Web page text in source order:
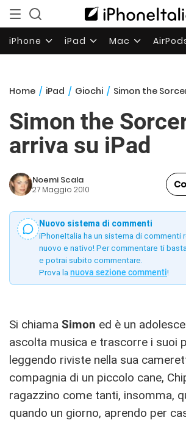
iPhone iPad Mac
Home / iPad / Giochi / Simon the
Simon the
arriva su iPad
Noemi Scala
27 Maggio 2010
Nuovo sistema di commenti
iPhoneItalia ha un sistema di commenti
nuovo e nativo! Per commentare ti
e potrai subito commentare.
Prova la nuova sezione commenti!
Si chiama Simon ed è un
ascolta musica e trascorre i suoi
leggendo riviste nella sua
compagnia di un piccolo cane,
ragazzino come tanti, insomma,
quando un giorno, aprendo per